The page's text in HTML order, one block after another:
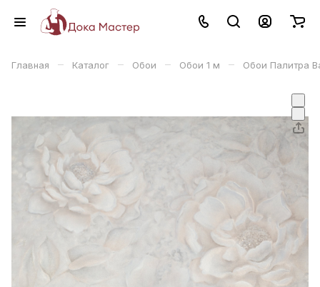
Главная – Каталог – Обои – Обои 1 м – Обои Палитра